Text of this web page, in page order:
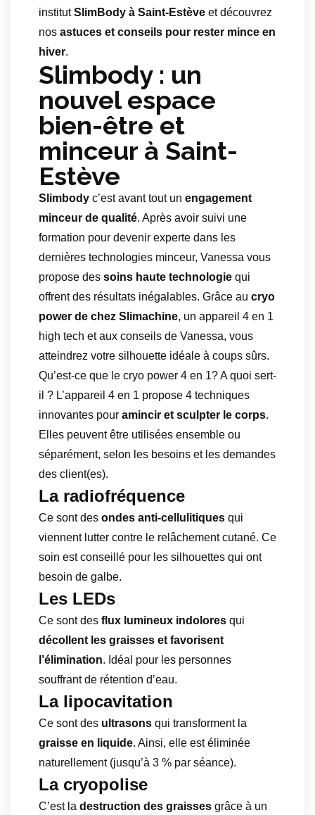
institutSlimBody à Saint-Estève et découvrez
nos astuces et conseils pour rester mince en
hiver.
Slimbody : un
nouvel espace
bien-être et
minceur à Saint-
Estève
Slimbody c’est avant tout un engagement
minceur de qualité. Après avoir suivi une
formation pour devenir experte dans les
dernières technologies minceur, Vanessa vous
propose des soins haute technologie qui
offrent des résultats inégalables. Grâce au cryo
power de chez Slimachine, un appareil 4 en 1
high tech et aux conseils de Vanessa, vous
atteindrez votre silhouette idéale à coups sûrs.
Qu’est-ce que le cryo power 4 en 1? A quoi sert-
il ? L’appareil 4 en 1 propose 4 techniques
innovantes pour amincir et sculpter le corps.
Elles peuvent être utilisées ensemble ou
séparément, selon les besoins et les demandes
des client(es).
La radiofréquence
Ce sont des ondes anti-cellulitiques qui
viennent lutter contre le relâchement cutané. Ce
soin est conseillé pour les silhouettes qui ont
besoin de galbe.
Les LEDs
Ce sont des flux lumineux indolores qui
décollent les graisses et favorisent
l’élimination. Idéal pour les personnes
souffrant de rétention d’eau.
La lipocavitation
Ce sont des ultrasons qui transforment la
graisse en liquide. Ainsi, elle est éliminée
naturellement (jusqu’à 3 % par séance).
La cryopolise
C’est la destruction des graisses grâce à un